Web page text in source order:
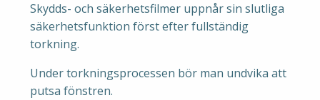
Skydds- och säkerhetsfilmer uppnår sin slutliga
säkerhetsfunktion först efter fullständig
torkning.
Under torkningsprocessen bör man undvika att
putsa fönstren.